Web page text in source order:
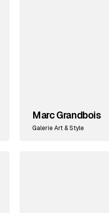
Marc Grandbois
Galerie Art & Style